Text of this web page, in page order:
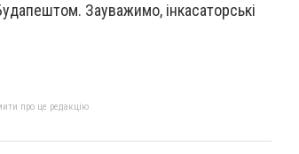
Зауважимо, інкасаторські
про це редакцію